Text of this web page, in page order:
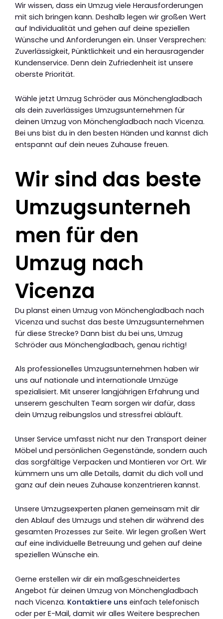
Wir wissen, dass ein Umzug viele Herausforderungen
mit sich bringen kann. Deshalb legen wir großen Wert
auf Individualität und gehen auf deine speziellen
Wünsche und Anforderungen ein. Unser Versprechen:
Zuverlässigkeit, Pünktlichkeit und ein herausragender
Kundenservice. Denn dein Zufriedenheit ist unsere
oberste Priorität.
Wähle jetzt Umzug Schröder aus Mönchengladbach
als dein zuverlässiges Umzugsunternehmen für
deinen Umzug von Mönchengladbach nach Vicenza.
Bei uns bist du in den besten Händen und kannst dich
entspannt auf dein neues Zuhause freuen.
Wir sind das beste
Umzugsunterneh
men für den
Umzug nach
Vicenza
Du planst einen Umzug von Mönchengladbach nach
Vicenza und suchst das beste Umzugsunternehmen
für diese Strecke? Dann bist du bei uns, Umzug
Schröder aus Mönchengladbach, genau richtig!
Als professionelles Umzugsunternehmen haben wir
uns auf nationale und internationale Umzüge
spezialisiert. Mit unserer langjährigen Erfahrung und
unserem geschulten Team sorgen wir dafür, dass
dein Umzug reibungslos und stressfrei abläuft.
Unser Service umfasst nicht nur den Transport deiner
Möbel und persönlichen Gegenstände, sondern auch
das sorgfältige Verpacken und Montieren vor Ort. Wir
kümmern uns um alle Details, damit du dich voll und
ganz auf dein neues Zuhause konzentrieren kannst.
Unsere Umzugsexperten planen gemeinsam mit dir
den Ablauf des Umzugs und stehen dir während des
gesamten Prozesses zur Seite. Wir legen großen Wert
auf eine individuelle Betreuung und gehen auf deine
speziellen Wünsche ein.
Gerne erstellen wir dir ein maßgeschneidertes
Angebot für deinen Umzug von Mönchengladbach
nach Vicenza. Kontaktiere uns einfach telefonisch
oder per E-Mail, damit wir alles Weitere besprechen